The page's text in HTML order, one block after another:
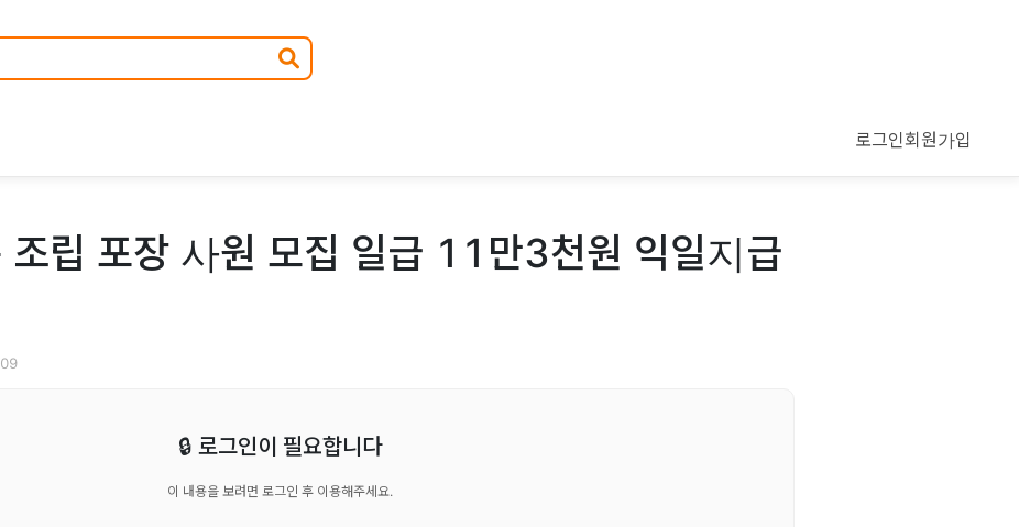
로그인회원가입
조립 포장 사원 모집 일급 11만3천원 익일지급
🔒 로그인이 필요합니다
이 내용을 보려면 로그인 후 이용해주세요.